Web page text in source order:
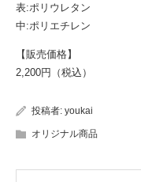
表:ポリウレタン
中:ポリエチレン
【販売価格】
2,200円（税込）
投稿者: youkai
オリジナル商品